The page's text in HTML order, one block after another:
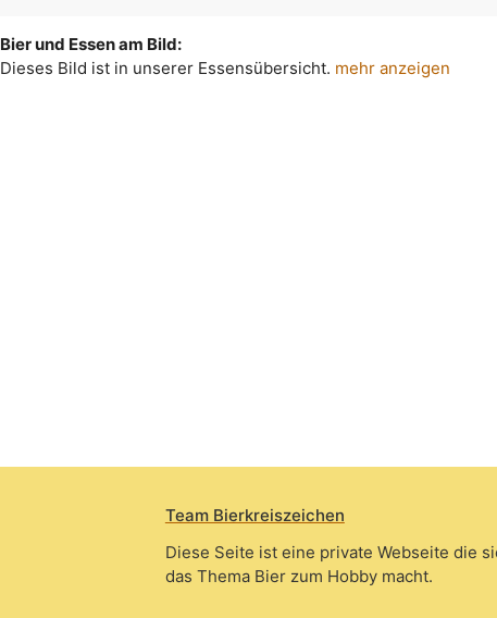
Bier und Essen am Bild:
Dieses Bild ist in unserer Essensübersicht. mehr anzeigen
Team Bierkreiszeichen
Diese Seite ist eine private Webseite die
das Thema Bier zum Hobby macht.